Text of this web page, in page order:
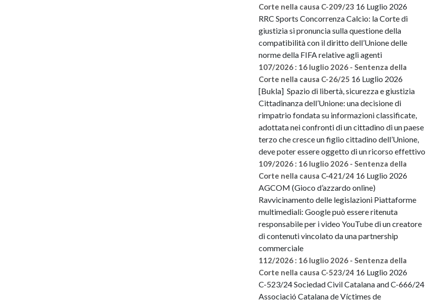
Corte nella causa C-209/23 16 Luglio 2026
RRC Sports Concorrenza Calcio: la Corte di
giustizia si pronuncia sulla questione della
compatibilità con il diritto dell’Unione delle
norme della FIFA relative agli agenti
107/2026 : 16 luglio 2026 - Sentenza della
Corte nella causa C-26/25 16 Luglio 2026
[Bukla] Spazio di libertà, sicurezza e giustizia
Cittadinanza dell’Unione: una decisione di
rimpatrio fondata su informazioni classificate,
adottata nei confronti di un cittadino di un paese
terzo che cresce un figlio cittadino dell’Unione,
deve poter essere oggetto di un ricorso effettivo
109/2026 : 16 luglio 2026 - Sentenza della
Corte nella causa C-421/24 16 Luglio 2026
AGCOM (Gioco d’azzardo online)
Ravvicinamento delle legislazioni Piattaforme
multimediali: Google può essere ritenuta
responsabile per i video YouTube di un creatore
di contenuti vincolato da una partnership
commerciale
112/2026 : 16 luglio 2026 - Sentenza della
Corte nella causa C-523/24 16 Luglio 2026
C-523/24 Sociedad Civil Catalana and C-666/24
Associació Catalana de Víctimes de